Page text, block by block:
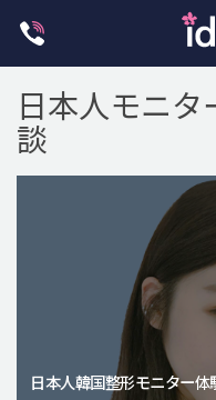
二重・目元整形
日本人モニ
談
日本人韓国整形モニター体